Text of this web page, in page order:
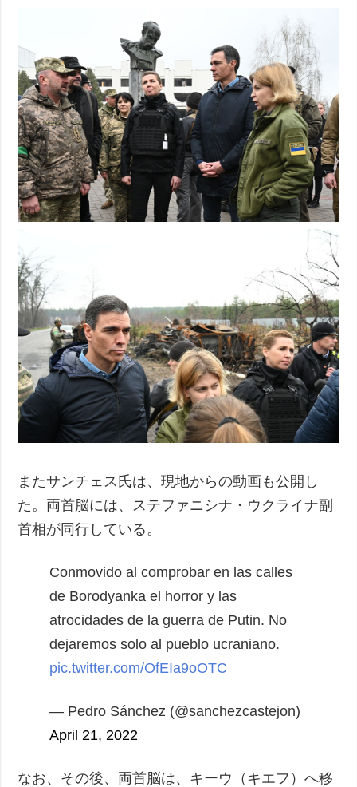
またサンチェス氏は、現地からの動画も公開し
た。両首脳には、ステファニシナ・ウクライナ副
首相が同行している。
Conmovido al comprobar en las calles
de Borodyanka el horror y las
atrocidades de la guerra de Putin. No
dejaremos solo al pueblo ucraniano.
pic.twitter.com/OfEIa9oOTC
— Pedro Sánchez (@sanchezcastejon)
April 21, 2022
なお、その後、両首脳は、キーウ（キエフ）へ移